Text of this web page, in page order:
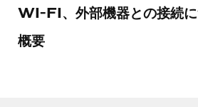
Wi-Fi、外部機器との接続
概要